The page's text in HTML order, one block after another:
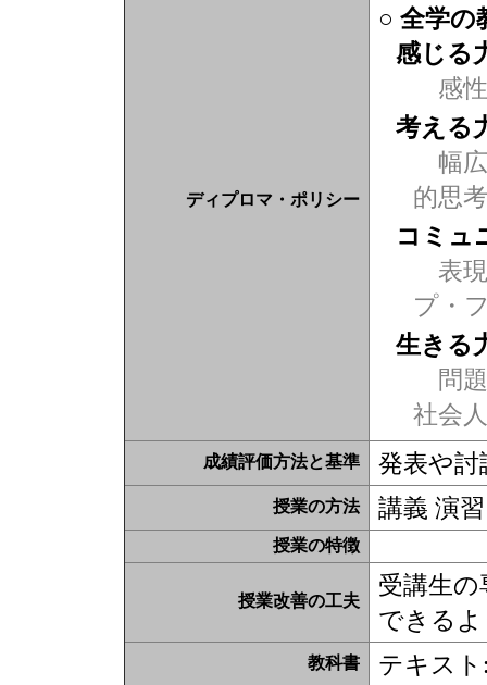
ディプロマ・ポリシー
○ 全学の
感じる
感性
考える
幅
的思
コミュ
表現
プ・
生きる
問題
社会
成績評価方法と基準 発表や討
授業の方法 講義 演習
授業の特徴
授業改善の工夫
受講生
できる
教科書 テキス